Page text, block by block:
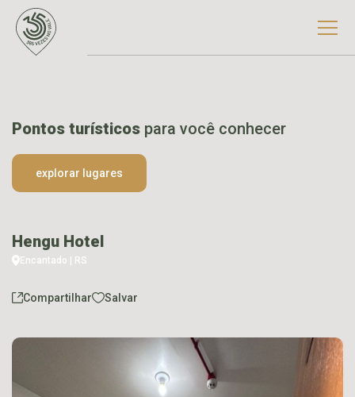
Pontos turísticos para você conhecer
explorar lugares
Hengu Hotel
Encantado | RS
Compartilhar Salvar